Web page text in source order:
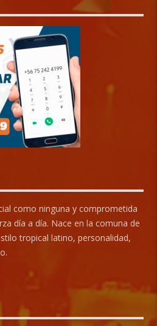
como ninguna y comprometida
día a día. Nace en la comuna de
tropical latino, personalidad,